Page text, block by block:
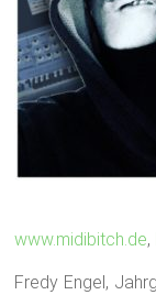
www.midibitch.de,
Fredy Engel,